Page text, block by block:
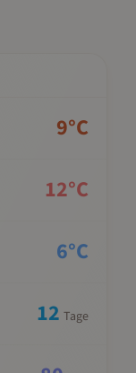
9°C
12°C
6°C
12 Tage